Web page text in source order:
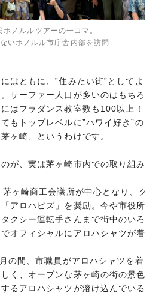
ホノルルツアーの一コマ。
いホノルル市庁舎内部を訪問
はともに、”住みたい街”としてよ
サーファー人口が多いのはもちろ
はフラダンス教室数も100以上！
もトップレベルに”ハワイ好き”の
ヶ崎、というわけです。
が、実は茅ヶ崎市内での取り組み
ヶ崎商工会議所が中心となり、ク
アロハビズ」を奨励。今や市役所
クシー運転手さんまで街中のいろ
オフィシャルにアロハシャツが着
の間、市職員がアロハシャツを着
く、オープンな茅ヶ崎の街の景色
るアロハシャツが溶け込んでいる